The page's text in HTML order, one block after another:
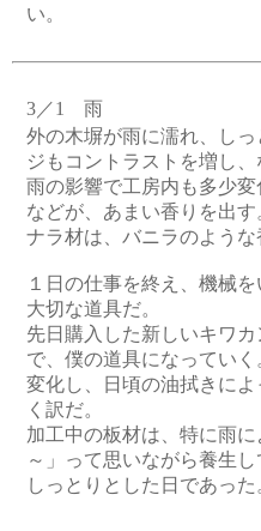
い。
3／1 雨
外の木塀が雨に濡れ、し
ジもコントラストを増し、
雨の影響で工房内も多少
などが、あまい香りを出す
ナラ材は、バニラのような
１日の仕事を終え、機械
大切な道具だ。
先日購入した新しいキワ
で、僕の道具になってい
変化し、日頃の油拭きに
く訳だ。
加工中の板材は、特に雨
～」って思いながら養生し
しっとりとした日であった